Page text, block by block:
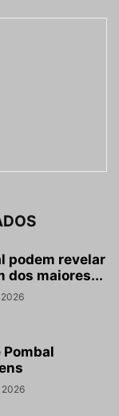
podem revelar
dos maiores...
2026